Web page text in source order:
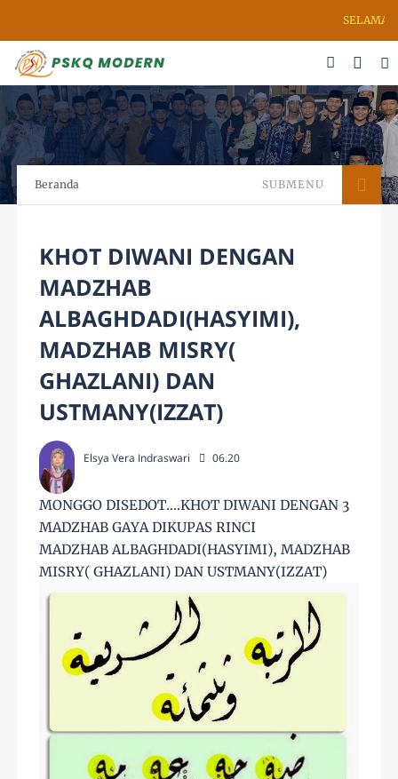
SELAMAT
Beranda SUBMENU
KHOT DIWANI DENGAN
MADZHAB
ALBAGHDADI(HASYIMI),
MADZHAB MISRY(
GHAZLANI) DAN
USTMANY(IZZAT)
Elsya Vera Indraswari 06.20
MONGGO DISEDOT....KHOT DIWANI DENGAN 3
MADZHAB GAYA DIKUPAS RINCI
MADZHAB ALBAGHDADI(HASYIMI), MADZHAB
MISRY( GHAZLANI) DAN USTMANY(IZZAT)